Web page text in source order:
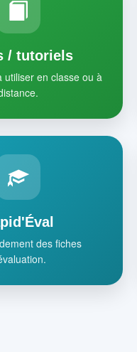
/ tutoriels
utiliser en classe ou à
des fiches